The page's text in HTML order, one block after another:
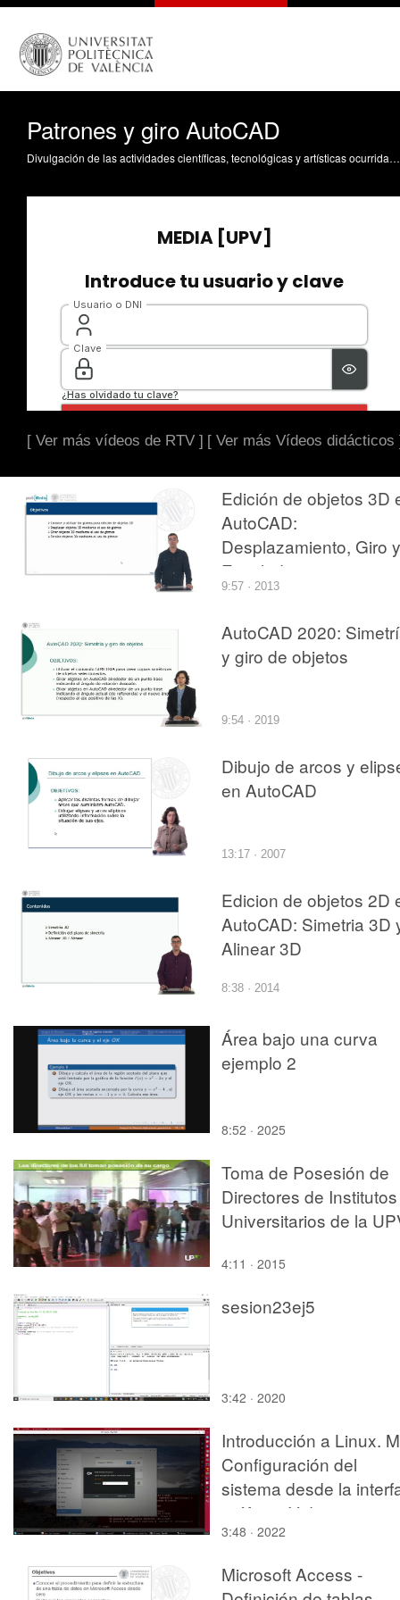
Patrones y giro AutoCAD
Divulgación de las actividades científicas, tecnológicas y artísticas ocurridas en los tres campus de la UPV
[ Ver más vídeos de RTV ] [ Ver más Vídeos didácticos
Edición de objetos 3D
AutoCAD:
Desplazamiento, Giro y
Escalado
9:57 · 2013
AutoCAD 2020:
y giro de objetos
9:54 · 2019
Dibujo de arcos y
en AutoCAD
13:17 · 2007
Edicion de objetos 2D
AutoCAD: Simetria 3D
Alinear 3D
8:38 · 2014
Área bajo una curva
ejemplo 2
8:52 · 2025
Toma de Posesión de
Directores de Institutos
Universitarios de la
4:11 · 2015
sesion23ej5
3:42 · 2020
Introducción a Linux.
Configuración del
sistema desde la
gráfica - Video:
Administración de la
3:48 · 2022
Microsoft Access -